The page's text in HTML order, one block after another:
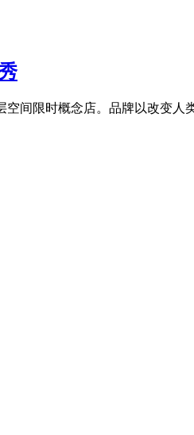
空间限时概念店。品牌以改变人